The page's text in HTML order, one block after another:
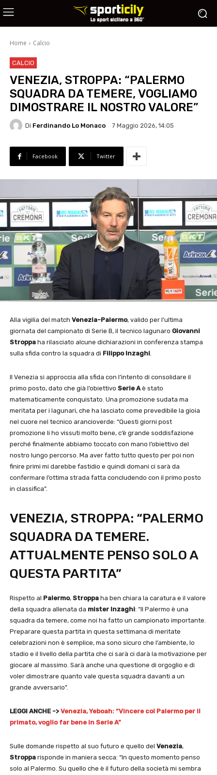
Home Calcio
CALCIO
VENEZIA, STROPPA: “PALERMO
SQUADRA DA TEMERE, VOGLIAMO
DIMOSTRARE IL NOSTRO VALORE”
Di Ferdinando Lo Monaco 7 Maggio 2026, 14:05
Facebook Twitter
Alla vigilia del match Venezia-Palermo, valido per l’ultima
giornata del campionato di Serie B, il tecnico lagunaro Giovanni
Stroppa ha rilasciato alcune dichiarazioni in conferenza stampa
sulla sfida contro la squadra di Filippo Inzaghi
Il Venezia si approccia alla sfida con l’intento di consolidare il
primo posto, dato che già l’obiettivo Serie A è stato
matematicamente conquistato. Una promozione sudata ma
meritata per i lagunari, che ha lasciato come prevedibile la gioia
nel cuore nel tecnico arancioverde: “Questi giorni post
promozione li ho vissuti molto bene, c’è grande soddisfazione
perché finalmente abbiamo toccato con mano l’obiettivo del
nostro lungo percorso. Ma aver fatto tutto questo per poi non
finire primi mi darebbe fastidio e quindi domani ci sarà da
confermare l’ottima strada fatta concludendo con il primo posto
in classifica”.
VENEZIA, STROPPA: “PALERMO
SQUADRA DA TEMERE.
ATTUALMENTE PENSO SOLO A
QUESTA PARTITA”
Rispetto al Palermo, Stroppa ha ben chiara la caratura e il valore
della squadra allenata da mister Inzaghi: “Il Palermo è una
squadra da temere, come noi ha fatto un campionato importante.
Preparare questa partita in questa settimana di meritate
celebrazioni non è semplice, ma sono sicuro che l’ambiente, lo
stadio e il livello della partita che ci sarà ci darà la motivazione per
giocare al massimo. Sarà anche una questione di orgoglio e di
voler dimostrare quanto vale questa squadra davanti a un
grande avversario”.
LEGGI ANCHE -> Venezia, Yeboah: “Vincere col Palermo per il
primato, voglio far bene in Serie A”
Sulle domande rispetto al suo futuro e quello del Venezia,
Stroppa risponde in maniera secca: “In questo momento penso
solo al Palermo. Su quello che è il futuro della società mi sembra